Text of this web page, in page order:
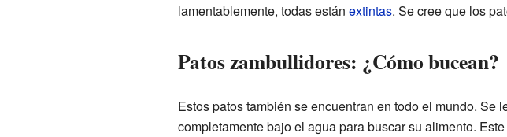
lamentablemente, todas están extintas. Se cree que los
Patos zambullidores: ¿Cómo bucean?
Estos patos también se encuentran en todo el mundo.
completamente bajo el agua para buscar su alimento.